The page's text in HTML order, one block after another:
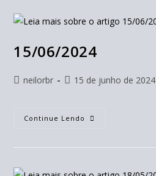
15/06/2024
neilorbr 15 de junho de 2024
Continue Lendo